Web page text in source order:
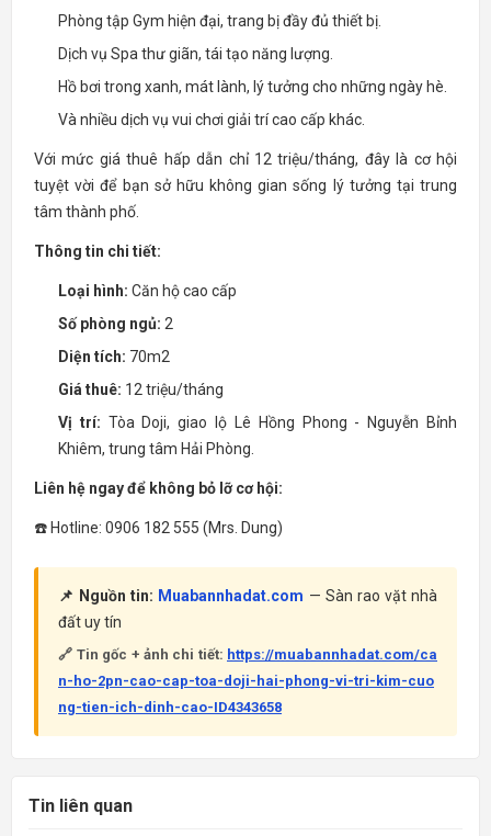
Phòng tập Gym hiện đại, trang bị đầy đủ thiết bị.
Dịch vụ Spa thư giãn, tái tạo năng lượng.
Hồ bơi trong xanh, mát lành, lý tưởng cho những ngày hè.
Và nhiều dịch vụ vui chơi giải trí cao cấp khác.
Với mức giá thuê hấp dẫn chỉ 12 triệu/tháng, đây là cơ hội
tuyệt vời để bạn sở hữu không gian sống lý tưởng tại trung
tâm thành phố.
Thông tin chi tiết:
Loại hình: Căn hộ cao cấp
Số phòng ngủ: 2
Diện tích: 70m2
Giá thuê: 12 triệu/tháng
Vị trí: Tòa Doji, giao lộ Lê Hồng Phong - Nguyễn Bỉnh
Khiêm, trung tâm Hải Phòng.
Liên hệ ngay để không bỏ lỡ cơ hội:
☎️ Hotline: 0906 182 555 (Mrs. Dung)
📌 Nguồn tin: Muabannhadat.com — Sàn rao vặt nhà
đất uy tín
🔗 Tin gốc + ảnh chi tiết: https://muabannhadat.com/ca
n-ho-2pn-cao-cap-toa-doji-hai-phong-vi-tri-kim-cuo
ng-tien-ich-dinh-cao-ID4343658
Tin liên quan